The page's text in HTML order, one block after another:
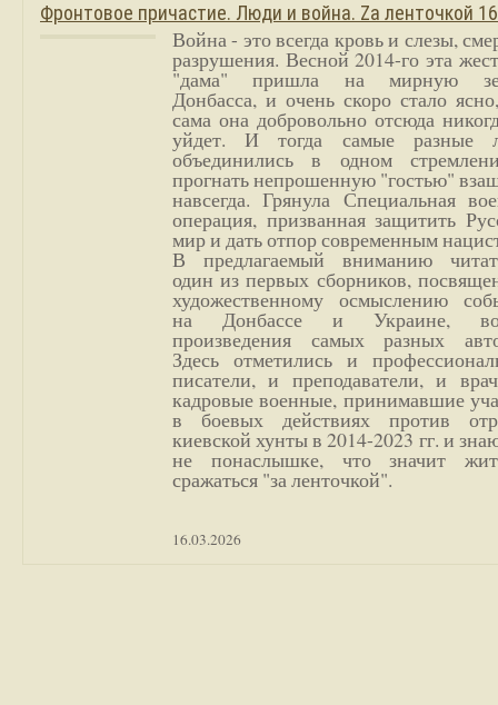
Фронтовое причастие. Люди и война. Zа ленточкой
Война - это всегда кровь и слезы,
разрушения. Весной 2014-го эта
"дама" пришла на мирную
Донбасса, и очень скоро стало
сама она добровольно отсюда
уйдет. И тогда самые разные
объединились в одном
прогнать непрошенную "гостью"
навсегда. Грянула Специальная
операция, призванная защитить
мир и дать отпор современным
В предлагаемый вниманию
один из первых сборников,
художественному осмыслению
на Донбассе и Украине,
произведения самых разных
Здесь отметились и
писатели, и преподаватели, и
кадровые военные, принимавшие
в боевых действиях против
киевской хунты в 2014-2023 гг. и
не понаслышке, что значит
сражаться "за ленточкой".
16.03.2026